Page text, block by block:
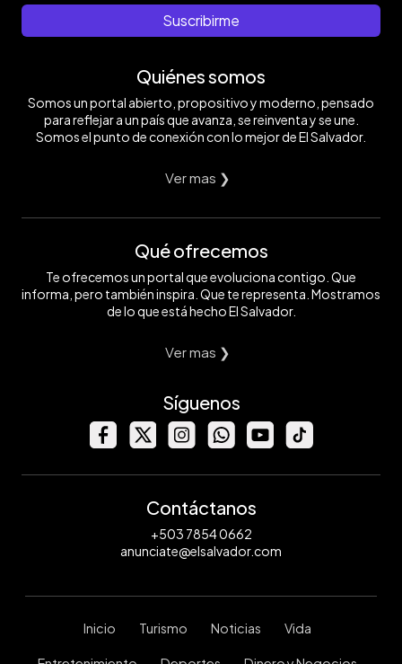
Suscribirme
Quiénes somos
Somos un portal abierto, propositivo y moderno, pensado
para reflejar a un país que avanza, se reinventa y se une.
Somos el punto de conexión con lo mejor de El Salvador.
Ver mas ❯
Qué ofrecemos
Te ofrecemos un portal que evoluciona contigo. Que
informa, pero también inspira. Que te representa. Mostramos
de lo que está hecho El Salvador.
Ver mas ❯
Síguenos
Contáctanos
+503 7854 0662
anunciate@elsalvador.com
Inicio Turismo Noticias Vida